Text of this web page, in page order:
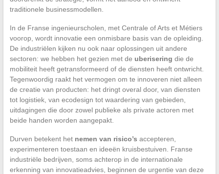
traditionele businessmodellen.
In de Franse ingenieurscholen, met Centrale of Arts et Métiers
voorop, wordt innovatie een onmisbare basis van de opleiding.
De industriëlen kijken nu ook naar oplossingen uit andere
sectoren: we hebben het gezien met de uberisering die de
mobiliteit heeft getransformeerd of de diensten heeft ontwricht.
Tegenwoordig raakt het vermogen om te innoveren niet alleen
de creatie van producten: het dringt overal door, van diensten
tot logistiek, van ecodesign tot waardering van gebieden,
uitdagingen die door zowel publieke als private actoren met
beide handen worden aangepakt.
Durven betekent het nemen van risico’s accepteren,
experimenteren toestaan en ideeën kruisbestuiven. Franse
industriële bedrijven, soms achterop in de internationale
erkenning van innovatieadvies, beginnen de urgentie van deze